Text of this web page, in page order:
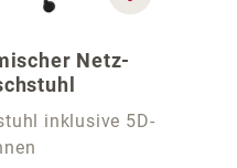
Netz-
inklusive 5D-